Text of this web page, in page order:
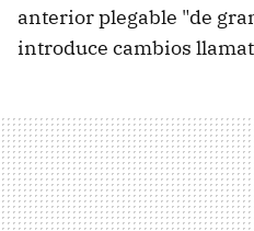
anterior plegable "de
introduce cambios